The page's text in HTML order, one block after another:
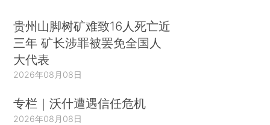
度引进急需紧缺人才，聚天下英才而用之。发挥政
府投入引导作用，鼓励企业、高校、科研院所、社
会组织、个人等有序参与人才资源开发和人才引
优化人力资本配置，清除人才流动障碍，提高
贵州山脚树矿难致16人死亡近
三年 矿长涉罪被罢免全国人
大代表
2026年08月08日
专栏｜沃什遭遇信任危机
2026年08月08日